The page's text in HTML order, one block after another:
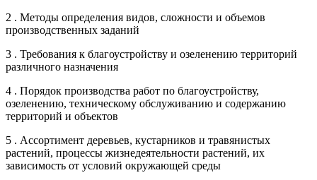
2 . Методы определения видов, сложности и объемов
производственных заданий
3 . Требования к благоустройству и озеленению территорий
различного назначения
4 . Порядок производства работ по благоустройству,
озеленению, техническому обслуживанию и содержанию
территорий и объектов
5 . Ассортимент деревьев, кустарников и травянистых
растений, процессы жизнедеятельности растений, их
зависимость от условий окружающей среды